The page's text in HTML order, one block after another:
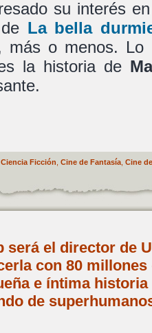
su interés
La bella
más o menos. Lo
la historia de
Ficción, Cine de Fantasía, Cine
será el director de
con 80
e íntima historia
de